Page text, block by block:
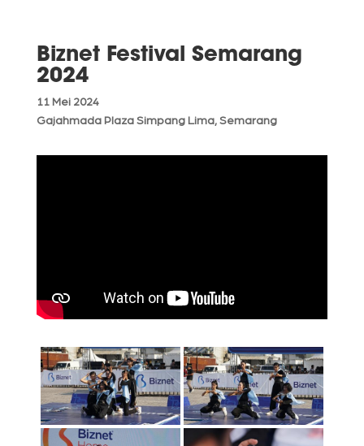
Biznet Festival Semarang
2024
11 Mei 2024
Gajahmada Plaza Simpang Lima, Semarang